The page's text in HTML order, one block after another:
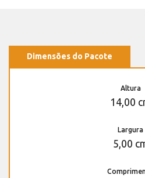
Dimensões do Pacote
Altura
14,00
Largura
5,00